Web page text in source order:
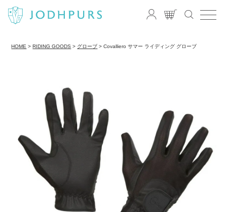
HOME RIDING GOODS グローブ Covalliero サマー ライディング グローブ